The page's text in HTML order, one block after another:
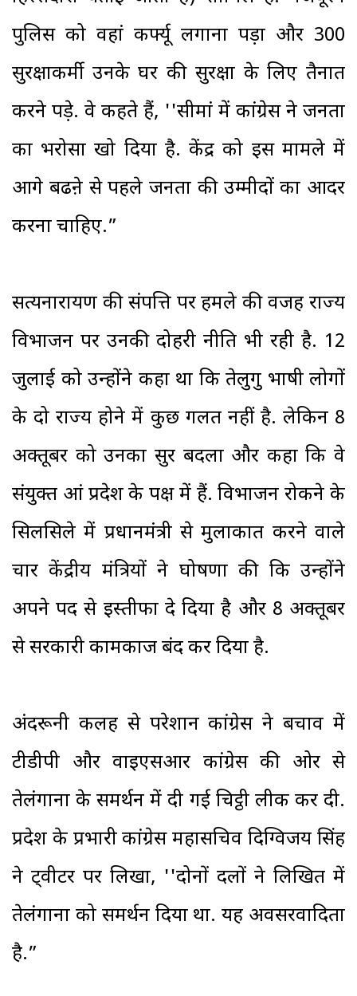
पुलिस को वहां कर्फ्यू लगाना पड़ा और 300
सुरक्षाकर्मी उनके घर की सुरक्षा के लिए तैनात
करने पड़े. वे कहते हैं, ''सीमांध्र में कांग्रेस ने जनता
का भरोसा खो दिया है. केंद्र को इस मामले में
आगे बढऩे से पहले जनता की उम्मीदों का आदर
करना चाहिए.”
सत्यनारायण की संपत्ति पर हमले की वजह राज्य
विभाजन पर उनकी दोहरी नीति भी रही है. 12
जुलाई को उन्होंने कहा था कि तेलुगु भाषी लोगों
के दो राज्य होने में कुछ गलत नहीं है. लेकिन 8
अक्तूबर को उनका सुर बदला और कहा कि वे
संयुक्त आंध्र प्रदेश के पक्ष में हैं. विभाजन रोकने के
सिलसिले में प्रधानमंत्री से मुलाकात करने वाले
चार केंद्रीय मंत्रियों ने घोषणा की कि उन्होंने
अपने पद से इस्तीफा दे दिया है और 8 अक्तूबर
से सरकारी कामकाज बंद कर दिया है.
अंदरूनी कलह से परेशान कांग्रेस ने बचाव में
टीडीपी और वाइएसआर कांग्रेस की ओर से
तेलंगाना के समर्थन में दी गई चिट्ठी लीक कर दी.
प्रदेश के प्रभारी कांग्रेस महासचिव दिग्विजय सिंह
ने ट्वीटर पर लिखा, ''दोनों दलों ने लिखित में
तेलंगाना को समर्थन दिया था. यह अवसरवादिता
है.”